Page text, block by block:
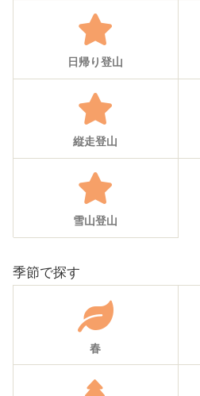
日帰り登山
縦走登山
雪山登山
季節で探す
春